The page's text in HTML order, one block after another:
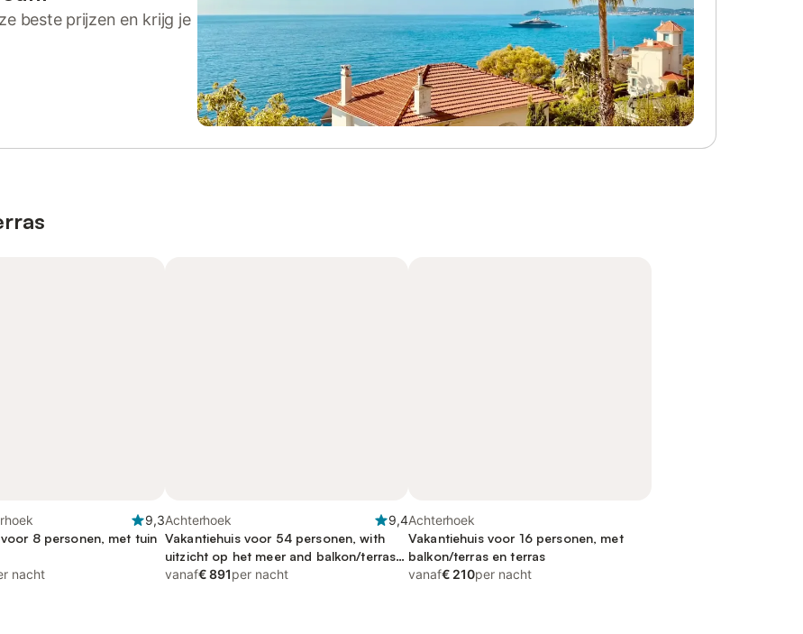
beste prijzen en krijg je
9,3
8 personen, met tuin
nacht
Achterhoek
9,4
Vakantiehuis voor 54 personen, with
uitzicht op het meer and balkon/terras
as well as terras
vanaf€ 891per nacht
Achterhoek
Vakantiehuis voor 16 personen, met
balkon/terras en terras
vanaf€ 210per nacht